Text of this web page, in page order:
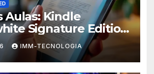
Aulas: Kindle
Signature Edition
Imperdível
Seus Estudos!
IMM-TECNOLOGIA